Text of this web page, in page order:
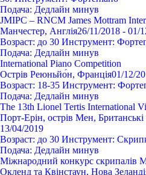
Подача: Дедлайн минув
JMIPC – RNCM James Mottram
Манчестер, Англія26/11/2018 - 01/
Возраст: до 30 Инструмент:
Подача: Дедлайн минув
International Piano Competition
Острів Реюньйо́н, Франція01/12/
Возраст: 18-35 Инструмент:
Подача: Дедлайн минув
The 13th Lionel Tertis International
Порт-Ерін, острів Мен, Британські
13/04/2019
Возраст: до 30 Инструмент:
Подача: Дедлайн минув
Міжнародний конкурс скрипалів
Окленд та Квінстаун, Нова